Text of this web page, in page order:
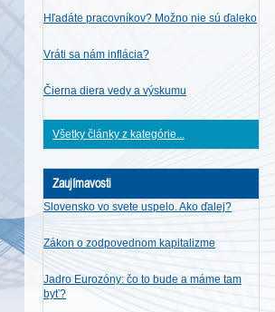
Hľadáte pracovníkov? Možno nie sú ďaleko
Vráti sa nám inflácia?
Čierna diera vedy a výskumu
Všetky články z kategórie...
Zaujímavosti
Slovensko vo svete uspelo. Ako ďalej?
Zákon o zodpovednom kapitalizme
Jadro Eurozóny: čo to bude a máme tam
byť?